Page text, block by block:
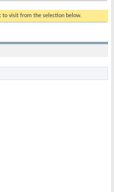
to visit from the selection below.